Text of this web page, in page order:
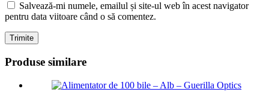
Salvează-mi numele, emailul și site-ul web în acest navigator
pentru data viitoare când o să comentez.
Produse similare